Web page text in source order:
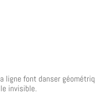
ligne font danser
invisible.